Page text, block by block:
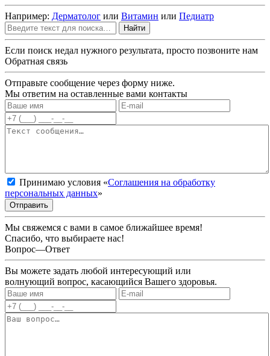
Например: Дерматолог или Витамин или Педиатр
Найти
Если поиск недал нужного результата, просто позвоните нам
Обратная связь
Отправьте сообщение через форму ниже.
Мы ответим на оставленные вами контакты
Принимаю условия «Соглашения на обработку
персональных данных»
Отправить
Мы свяжемся с вами в самое ближайшее время!
Спасибо, что выбираете нас!
Вопрос—Ответ
Вы можете задать любой интересующий или
волнующий вопрос, касающийся Вашего здоровья.